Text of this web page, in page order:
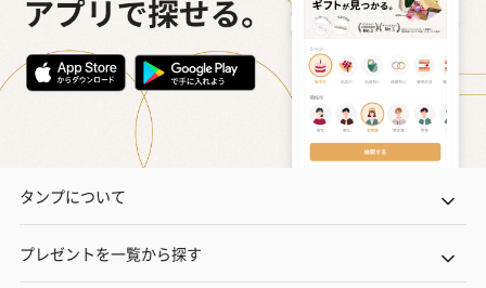
タンプについて
プレゼントを一覧から探す